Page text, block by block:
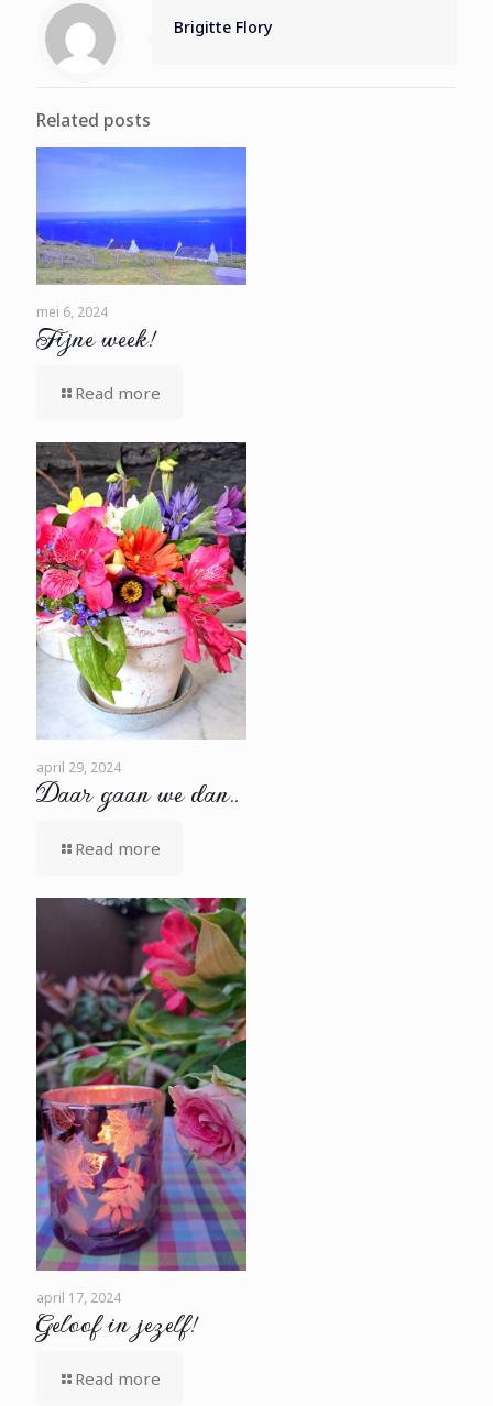
Brigitte Flory
Related posts
mei 6, 2024
Fijne week!
Read more
april 29, 2024
Daar gaan we dan..
Read more
april 17, 2024
Geloof in jezelf!
Read more